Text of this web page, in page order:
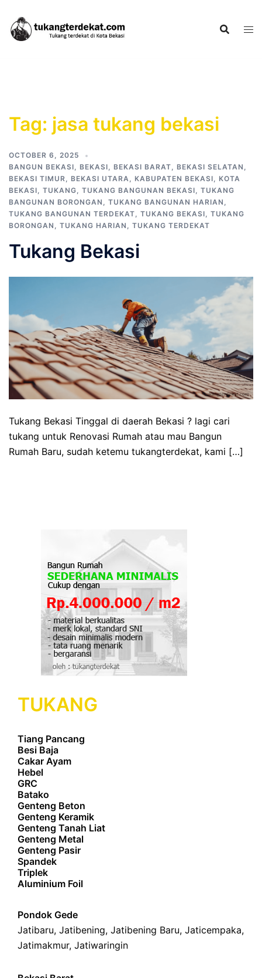
content
Tag: jasa tukang bekasi
OCTOBER 6, 2025
BANGUN BEKASI, BEKASI, BEKASI BARAT, BEKASI SELATAN ,
BEKASI TIMUR, BEKASI UTARA, KABUPATEN BEKASI, KOTA
BEKASI, TUKANG, TUKANG BANGUNAN BEKASI, TUKANG
BANGUNAN BORONGAN , TUKANG BANGUNAN HARIAN ,
TUKANG BANGUNAN TERDEKAT, TUKANG BEKASI, TUKANG
BORONGAN , TUKANG HARIAN , TUKANG TERDEKAT
Tukang Bekasi
Tukang Bekasi Tinggal di daerah Bekasi ? lagi cari
tukang untuk Renovasi Rumah atau mau Bangun
Rumah Baru, sudah ketemu tukangterdekat, kami […]
TUKANG
Tiang Pancang
Besi Baja
Cakar Ayam
Hebel
GRC
Batako
Genteng Beton
Genteng Keramik
Genteng Tanah Liat
Genteng Metal
Genteng Pasir
Spandek
Triplek
Aluminium Foil
Pondok Gede
Jatibaru, Jatibening, Jatibening Baru, Jaticempaka,
Jatimakmur, Jatiwaringin